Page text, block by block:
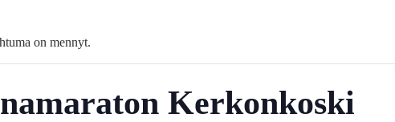
on mennyt.
Kerkonkoski